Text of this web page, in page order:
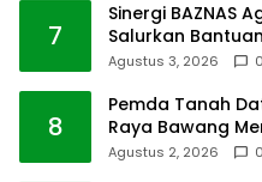
7
Sinergi BAZNAS
Salurkan
Agustus 3, 2026 0
8
Pemda Tanah
Raya Bawang
Agustus 2, 2026 0